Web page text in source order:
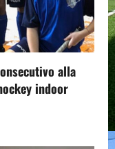
alla
indoor